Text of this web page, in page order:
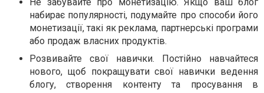
набирає популярності, подумайте про способи його
монетизації, такі як реклама, партнерські програми
або продаж власних продуктів.
Розвивайте свої навички. Постійно навчайтеся
нового, щоб покращувати свої навички ведення
блогу, створення контенту та просування в